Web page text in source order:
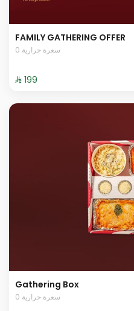
FAMILY GATHERING OFFER
0 سعرة حرارية
⁨⁦‪‬ 199⁩
Gathering Box
0 سعرة حرارية